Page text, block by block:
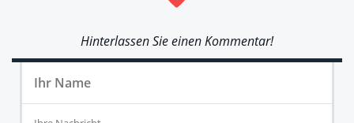
Hinterlassen Sie einen Kommentar!